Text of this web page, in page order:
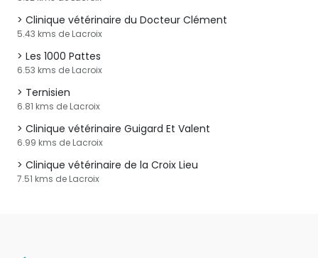
Clinique vétérinaire du Docteur Clément
5.43 kms de Lacroix
Les 1000 Pattes
6.53 kms de Lacroix
Ternisien
6.81 kms de Lacroix
Clinique vétérinaire Guigard Et Valent
6.99 kms de Lacroix
Clinique vétérinaire de la Croix Lieu
7.51 kms de Lacroix